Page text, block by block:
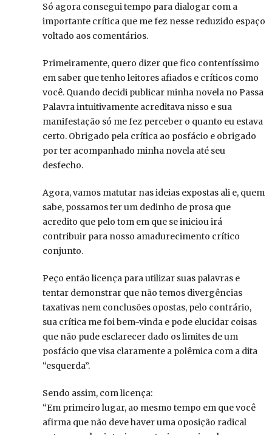
Só agora consegui tempo para dialogar com a
importante crítica que me fez nesse reduzido espaço
voltado aos comentários.
Primeiramente, quero dizer que fico contentíssimo
em saber que tenho leitores afiados e críticos como
você. Quando decidi publicar minha novela no Passa
Palavra intuitivamente acreditava nisso e sua
manifestação só me fez perceber o quanto eu estava
certo. Obrigado pela crítica ao posfácio e obrigado
por ter acompanhado minha novela até seu
desfecho.
Agora, vamos matutar nas ideias expostas ali e, quem
sabe, possamos ter um dedinho de prosa que
acredito que pelo tom em que se iniciou irá
contribuir para nosso amadurecimento crítico
conjunto.
Peço então licença para utilizar suas palavras e
tentar demonstrar que não temos divergências
taxativas nem conclusões opostas, pelo contrário,
sua crítica me foi bem-vinda e pode elucidar coisas
que não pude esclarecer dado os limites de um
posfácio que visa claramente a polêmica com a dita
“esquerda”.
Sendo assim, com licença:
“Em primeiro lugar, ao mesmo tempo em que você
afirma que não deve haver uma oposição radical